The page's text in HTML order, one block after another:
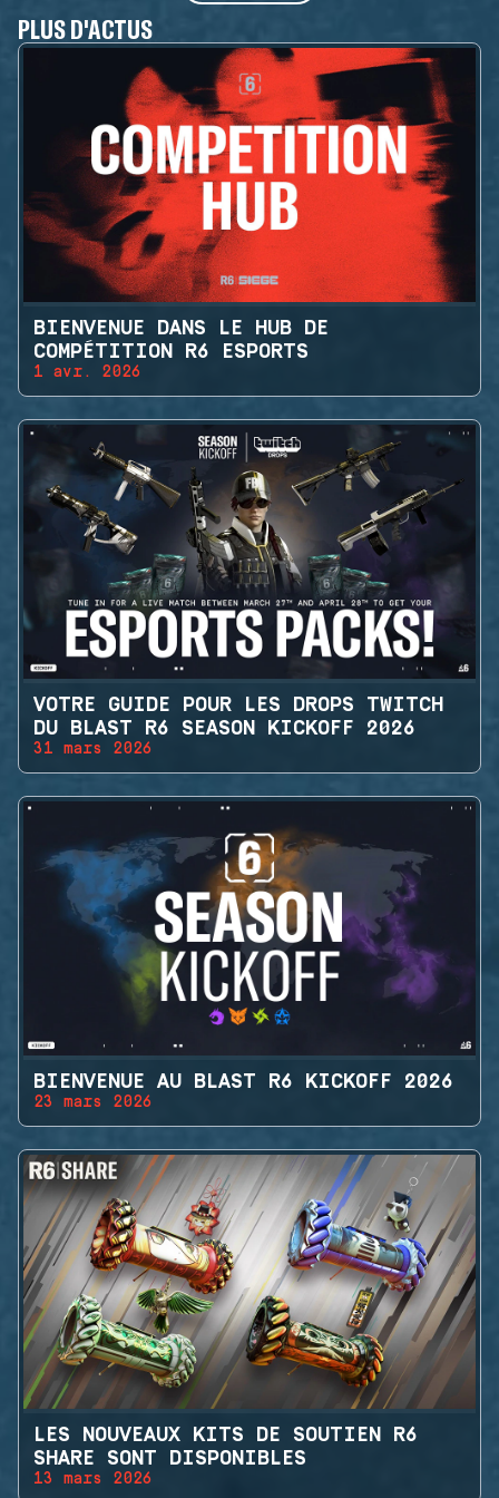
PLUS D'ACTUS
BIENVENUE DANS LE HUB DE
COMPÉTITION R6 ESPORTS
1 avr. 2026
VOTRE GUIDE POUR LES DROPS TWITCH
DU BLAST R6 SEASON KICKOFF 2026
31 mars 2026
BIENVENUE AU BLAST R6 KICKOFF 2026
23 mars 2026
LES NOUVEAUX KITS DE SOUTIEN R6
SHARE SONT DISPONIBLES
13 mars 2026